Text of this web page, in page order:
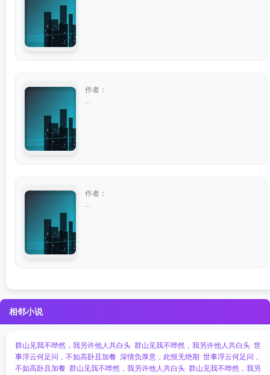
作者：
作者：
相邻小说
群山见我不哗然，我另许他人共白头 群山见我不哗然，我另许他人共白头 世
事浮云何足问，不如高卧且加餐 深情负厚意，此恨无绝期 世事浮云何足问，
不如高卧且加餐 群山见我不哗然，我另许他人共白头 群山见我不哗然，我另